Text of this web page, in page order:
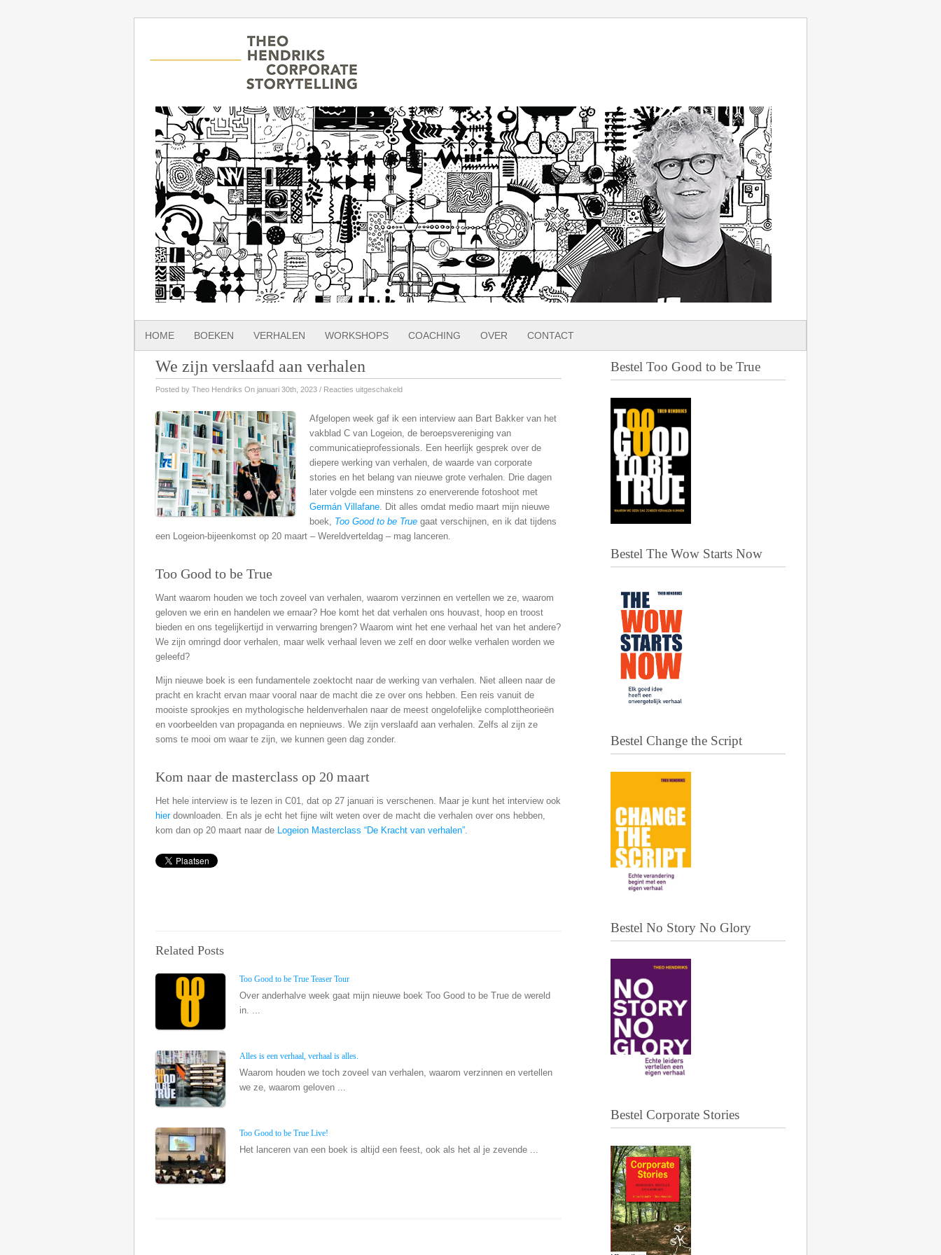
HOME BOEKEN VERHALEN WORKSHOPS COACHING OVER CONTACT
We zijn verslaafd aan verhalen
Posted by Theo Hendriks On januari 30th, 2023 / Reacties uitgeschakeldvoor
zijn
verslaafd
aan
verhalen
Afgelopen week gaf ik een interview aan Bart Bakker van het
vakblad C van Logeion, de beroepsvereniging van
communicatieprofessionals. Een heerlijk gesprek over de
diepere werking van verhalen, de waarde van corporate
stories en het belang van nieuwe grote verhalen. Drie dagen
later volgde een minstens zo enerverende fotoshoot met
Germán Villafane. Dit alles omdat medio maart mijn nieuwe
boek, Too Good to be True gaat verschijnen, en ik dat tijdens
een Logeion-bijeenkomst op 20 maart – Wereldverteldag – mag lanceren.
Too Good to be True
Want waarom houden we toch zoveel van verhalen, waarom verzinnen en vertellen we ze, waarom
geloven we erin en handelen we ernaar? Hoe komt het dat verhalen ons houvast, hoop en troost
bieden en ons tegelijkertijd in verwarring brengen? Waarom wint het ene verhaal het van het andere?
We zijn omringd door verhalen, maar welk verhaal leven we zelf en door welke verhalen worden we
geleefd?
Mijn nieuwe boek is een fundamentele zoektocht naar de werking van verhalen. Niet alleen naar de
pracht en kracht ervan maar vooral naar de macht die ze over ons hebben. Een reis vanuit de
mooiste sprookjes en mythologische heldenverhalen naar de meest ongelofelijke complottheorieën
en voorbeelden van propaganda en nepnieuws. We zijn verslaafd aan verhalen. Zelfs al zijn ze
soms te mooi om waar te zijn, we kunnen geen dag zonder.
Kom naar de masterclass op 20 maart
Het hele interview is te lezen in C01, dat op 27 januari is verschenen. Maar je kunt het interview ook
hierdownloaden. En als je echt het fijne wilt weten over de macht die verhalen over ons hebben,
kom dan op 20 maart naar de Logeion Masterclass “De Kracht van verhalen”.
Related Posts
Too Good to be True Teaser Tour
Over anderhalve week gaat mijn nieuwe boek Too Good to be True de wereld
in. ...
Alles is een verhaal, verhaal is alles.
Waarom houden we toch zoveel van verhalen, waarom verzinnen en vertellen
we ze, waarom geloven ...
Too Good to be True Live!
Het lanceren van een boek is altijd een feest, ook als het al je zevende ...
Bestel Too Good to be True
Bestel The Wow Starts Now
Bestel Change the Script
Bestel No Story No Glory
Bestel Corporate Stories